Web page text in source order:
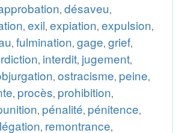
, désaveu,
, exil, expiation, expulsion,
, fulmination, gage, grief,
, interdit, jugement,
, ostracisme, peine,
, procès, prohibition,
, pénalité, pénitence,
, remontrance,